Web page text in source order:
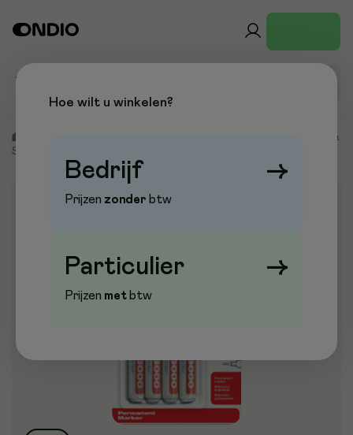
Markeren &
Signaleren
Aanbieding
Hoe wilt u winkelen?
Bedrijf →
Prijzen zonder btw
Particulier →
Prijzen metbtw